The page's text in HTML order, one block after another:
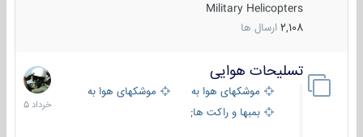
Military Helicopters
2,108 ارسال ها
تسلیحات هوایی
موشکهای هوا به هوا
موشکهای هوا به سطح
بمبها و راکت های هوایی
30
خرداد
1405